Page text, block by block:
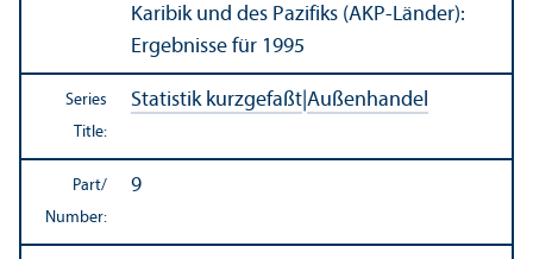
Karibik und des Pazifiks (AKP-Länder):
Ergebnisse für 1995
Series
Title:
Statistik kurzgefaßt Außenhandel
Part/
Number:
9